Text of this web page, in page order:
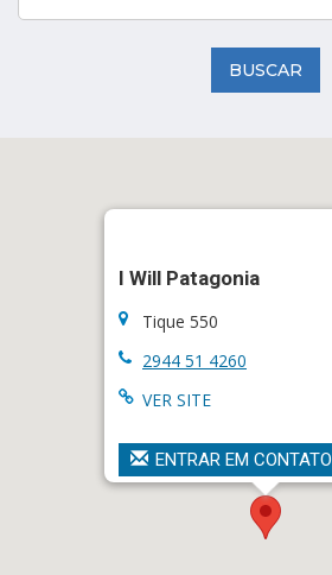
BUSCAR
I Will Patagonia
Tique 550
2944 51 4260
VER SITE
ENTRAR EM CONTATO